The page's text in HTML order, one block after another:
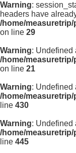
Warning:
headers have
/home/
on line 29
Warning: Undefined
/home/
on line 21
Warning: Undefined
/home/
line 430
Warning: Undefined
/home/
line 445